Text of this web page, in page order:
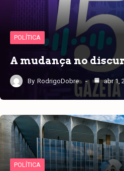
POLÍTICA
A mudança no
By RodrigoDobre abr 1,
POLÍTICA